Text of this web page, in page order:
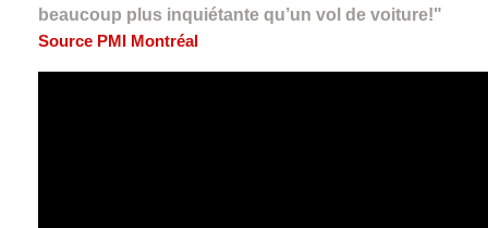
beaucoup plus inquiétante qu’un vol de voiture!"
Source PMI Montréal